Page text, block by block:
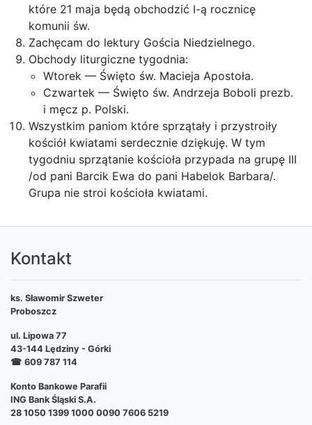
które 21 maja będą obchodzić I-ą rocznicę
komunii św.
Zachęcam do lektury Gościa Niedzielnego.
Obchody liturgiczne tygodnia:
Wtorek — Święto św. Macieja Apostoła.
Czwartek — Święto św. Andrzeja Boboli prezb.
i męcz p. Polski.
Wszystkim paniom które sprzątały i przystroiły
kościół kwiatami serdecznie dziękuję. W tym
tygodniu sprzątanie kościoła przypada na grupę III
/od pani Barcik Ewa do pani Habelok Barbara/.
Grupa nie stroi kościoła kwiatami.
Kontakt
ks. Sławomir Szweter
Proboszcz
ul. Lipowa 77
43-144 Lędziny - Górki
☎ 609 787 114
Konto Bankowe Parafii
ING Bank Śląski S.A.
28 1050 1399 1000 0090 7606 5219